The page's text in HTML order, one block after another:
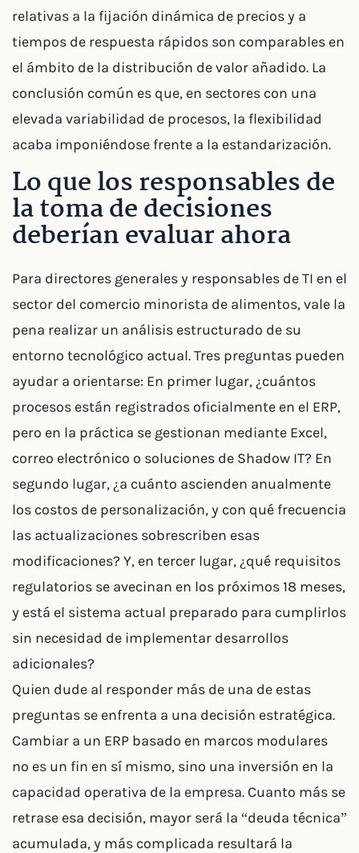
relativas a la fijación dinámica de precios y a
tiempos de respuesta rápidos son comparables en
el ámbito de la distribución de valor añadido. La
conclusión común es que, en sectores con una
elevada variabilidad de procesos, la flexibilidad
acaba imponiéndose frente a la estandarización.
Lo que los responsables de
la toma de decisiones
deberían evaluar ahora
Para directores generales y responsables de TI en el
sector del comercio minorista de alimentos, vale la
pena realizar un análisis estructurado de su
entorno tecnológico actual. Tres preguntas pueden
ayudar a orientarse: En primer lugar, ¿cuántos
procesos están registrados oficialmente en el ERP,
pero en la práctica se gestionan mediante Excel,
correo electrónico o soluciones de Shadow IT? En
segundo lugar, ¿a cuánto ascienden anualmente
los costos de personalización, y con qué frecuencia
las actualizaciones sobrescriben esas
modificaciones? Y, en tercer lugar, ¿qué requisitos
regulatorios se avecinan en los próximos 18 meses,
y está el sistema actual preparado para cumplirlos
sin necesidad de implementar desarrollos
adicionales?
Quien dude al responder más de una de estas
preguntas se enfrenta a una decisión estratégica.
Cambiar a un ERP basado en marcos modulares
no es un fin en sí mismo, sino una inversión en la
capacidad operativa de la empresa. Cuanto más se
retrase esa decisión, mayor será la “deuda técnica”
acumulada, y más complicada resultará la